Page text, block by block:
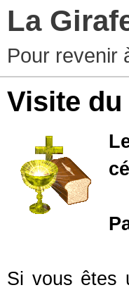
La
Pour revenir
Visite du
Si vous êtes